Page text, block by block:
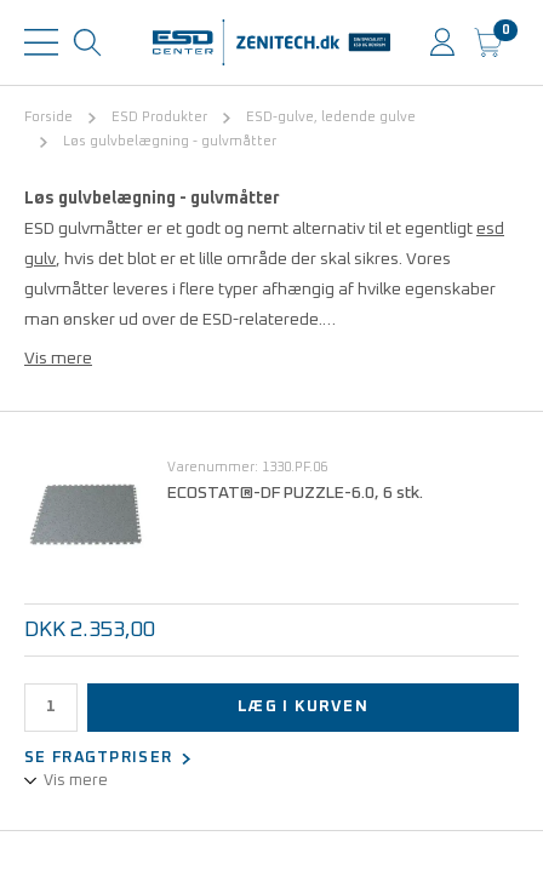
0
Forside ESD Produkter
ESD-gulve, ledende gulve
Løs gulvbelægning - gulvmåtter
Løs gulvbelægning - gulvmåtter
ESD gulvmåtter er et godt og nemt alternativ til et egentligt esd
gulv, hvis det blot er et lille område der skal sikres. Vores
gulvmåtter leveres i flere typer afhængig af hvilke egenskaber
man ønsker ud over de ESD-relaterede.…
Vis mere
Varenummer: 1330.PF.06
ECOSTAT®-DF PUZZLE-6.0, 6 stk.
DKK 2.353,00
LÆG I KURVEN
SE FRAGTPRISER
Vis mere